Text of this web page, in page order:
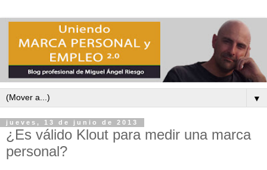
▼
jueves, 13 de junio de 2013
¿Es válido Klout para medir una marca
personal?